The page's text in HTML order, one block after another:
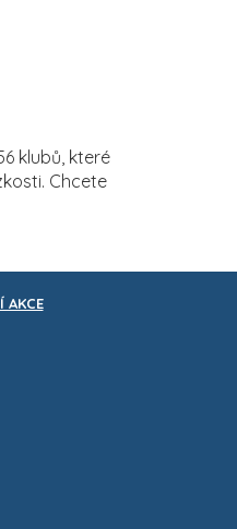
klubů, které
Chcete
AKCE